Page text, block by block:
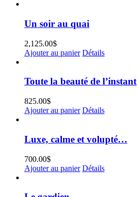
Un soir au quai
2,125.00$
Ajouter au panier Détails
Toute la beauté de l’instant
825.00$
Ajouter au panier Détails
Luxe, calme et volupté…
700.00$
Ajouter au panier Détails